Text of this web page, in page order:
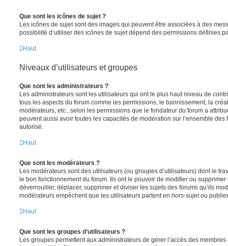
Que sont les icônes de sujet ?
Les icônes de sujet sont des images qui peuvent être associées à des
possibilité d’utiliser des icônes de sujet dépend des permissions définies
Haut
Niveaux d’utilisateurs et groupes
Que sont les administrateurs ?
Les administrateurs sont les utilisateurs qui ont le plus haut niveau de
tous les aspects du forum comme les permissions, le bannissement, la
modérateurs, etc., selon les permissions que le fondateur du forum a
peuvent aussi avoir toutes les capacités de modération sur l’ensemble
autorisé.
Haut
Que sont les modérateurs ?
Les modérateurs sont des utilisateurs (ou groupes d’utilisateurs) dont le
le bon fonctionnement du forum. Ils ont le pouvoir de modifier ou
déverrouiller, déplacer, supprimer et diviser les sujets des forums qu’ils
modérateurs empêchent que les utilisateurs partent en hors-sujetou
Haut
Que sont les groupes d’utilisateurs ?
Les groupes permettent aux administrateurs de gérer l’accès des